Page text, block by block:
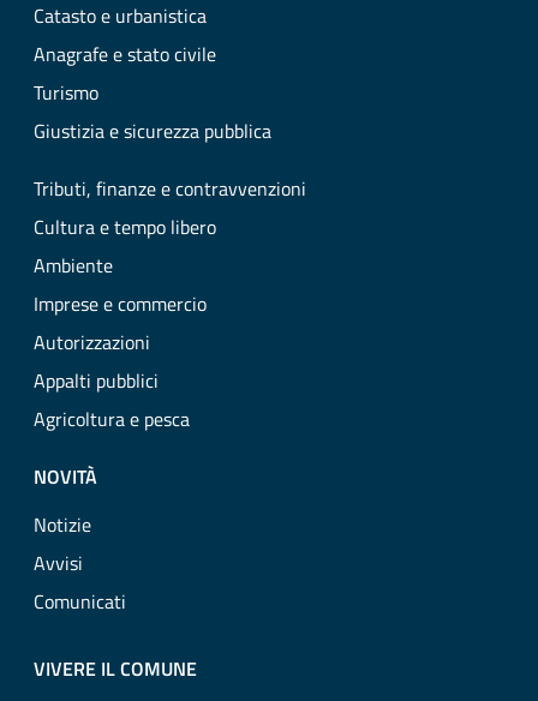
Catasto e urbanistica
Anagrafe e stato civile
Turismo
Giustizia e sicurezza pubblica
Tributi, finanze e contravvenzioni
Cultura e tempo libero
Ambiente
Imprese e commercio
Autorizzazioni
Appalti pubblici
Agricoltura e pesca
NOVITÀ
Notizie
Avvisi
Comunicati
VIVERE IL COMUNE